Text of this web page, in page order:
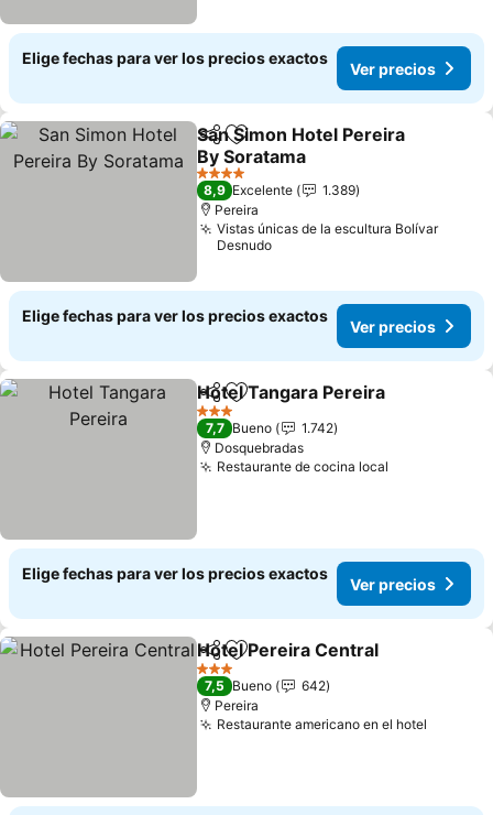
Elige fechas para ver los precios exactos
Ver precios
CompartirAgregar a favoritos
San Simon Hotel Pereira
By Soratama
4 Estrellas
8,9 Excelente
1.389
Pereira
Vistas únicas de la escultura Bolívar
Desnudo
Elige fechas para ver los precios exactos
Ver precios
CompartirAgregar a favoritos
Hotel Tangara Pereira
3 Estrellas
7,7 Bueno
1.742
Dosquebradas
Restaurante de cocina local
Elige fechas para ver los precios exactos
Ver precios
CompartirAgregar a favoritos
Hotel Pereira Central
3 Estrellas
7,5 Bueno
642
Pereira
Restaurante americano en el hotel